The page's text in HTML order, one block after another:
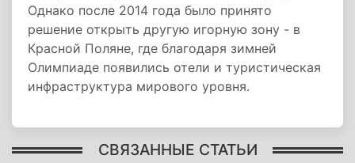
Однако после 2014 года было принято
решение открыть другую игорную зону - в
Красной Поляне, где благодаря зимней
Олимпиаде появились отели и туристическая
инфраструктура мирового уровня.
СВЯЗАННЫЕ СТАТЬИ